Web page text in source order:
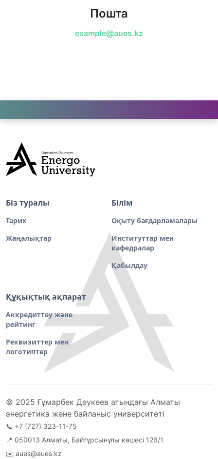
Пошта
example@aues.kz
Біз туралы
Тарих
Жаңалықтар
Білім
Оқыту бағдарламалары
Институттар мен
кафедралар
Қабылдау
Құқықтық ақпарат
Аккредиттеу және
рейтинг
Реквизиттер мен
логотиптер
© 2025 Ғұмарбек Дәукеев атындағы Алматы
энергетика және байланыс университеті
📞 +7 (727) 323-11-75
📍 050013 Алматы, Байтұрсынұлы көшесі 126/1
✉️ aues@aues.kz